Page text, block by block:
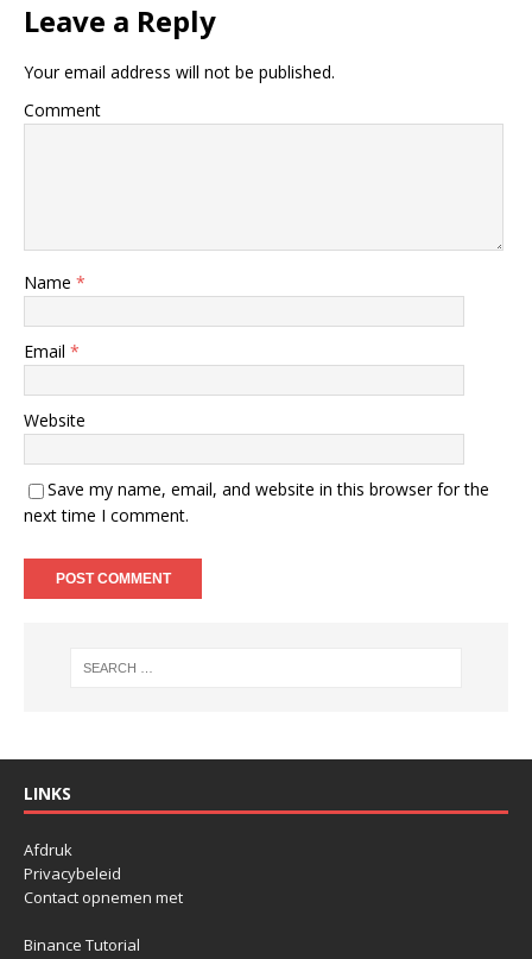
Leave a Reply
Your email address will not be published.
Comment
Name *
Email *
Website
Save my name, email, and website in this browser for the
next time I comment.
LINKS
Afdruk
Privacybeleid
Contact opnemen met
Binance Tutorial